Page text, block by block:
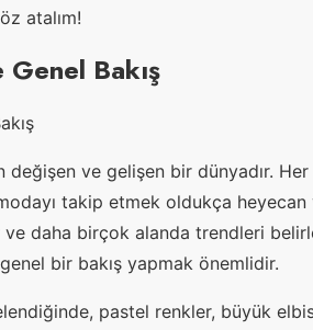
atalım!
Bakış
değişen ve gelişen bir dünyadır.
takip etmek oldukça
ve daha birçok alanda trendleri
bir bakış yapmak önemlidir.
pastel renkler, büyük